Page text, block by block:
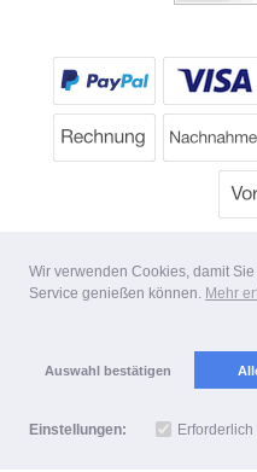
Wir verwenden Cookies, damit
Service genießen können. Mehr
Auswahl bestätigen
Einstellungen: Erforderlich
Alle
Copyright
Mobile